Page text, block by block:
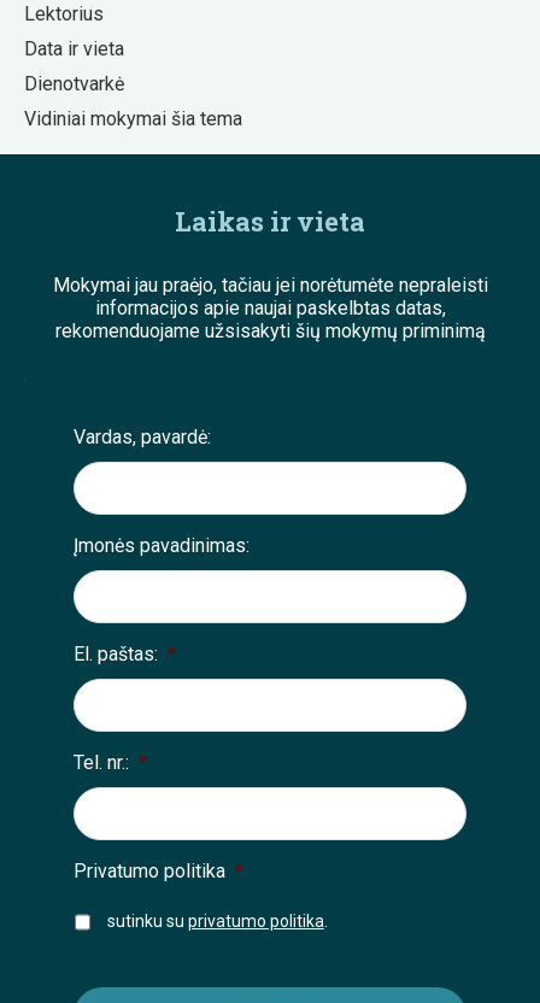
Lektorius
Data ir vieta
Dienotvarkė
Vidiniai mokymai šia tema
Laikas ir vieta
Mokymai jau praėjo, tačiau jei norėtumėte nepraleisti
informacijos apie naujai paskelbtas datas,
rekomenduojame užsisakyti šių mokymų priminimą
;
Vardas, pavardė:
Įmonės pavadinimas:
El. paštas: *
Tel. nr.: *
Privatumo politika *
sutinku su privatumo politika